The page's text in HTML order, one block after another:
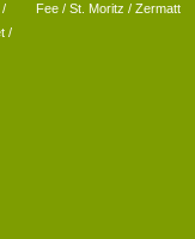
/
/
Fee / St. Moritz / Zermatt